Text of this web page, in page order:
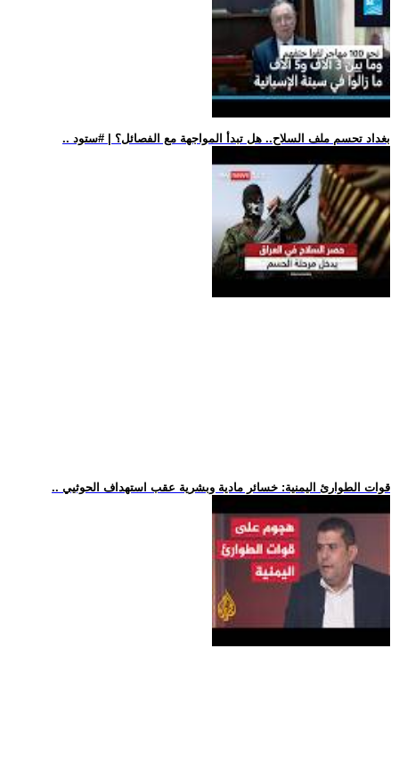
.. بغداد تحسم ملف السلاح.. هل تبدأ المواجهة مع الفصائل؟ | #ستود
.. قوات الطوارئ اليمنية: خسائر مادية وبشرية عقب استهداف الحوثيي